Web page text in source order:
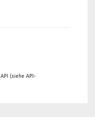
API (siehe API-